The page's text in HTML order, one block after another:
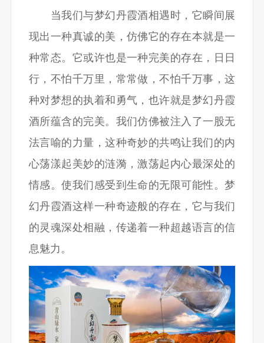
当我们与梦幻丹霞酒相遇时，它瞬间展
现出一种真诚的美，仿佛它的存在本就是一
种常态。它或许也是一种完美的存在，日日
行，不怕千万里，常常做，不怕千万事，这
种对梦想的执着和勇气，也许就是梦幻丹霞
酒所蕴含的完美。我们仿佛被注入了一股无
法言喻的力量，这种奇妙的共鸣让我们的内
心荡漾起美妙的涟漪，激荡起内心最深处的
情感。使我们感受到生命的无限可能性。梦
幻丹霞酒这样一种奇迹般的存在，它与我们
的灵魂深处相融，传递着一种超越语言的信
息魅力。